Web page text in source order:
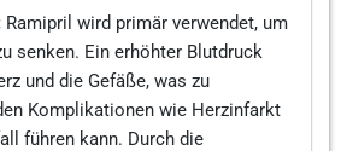
Ramipril wird primär verwendet, um
senken. Ein erhöhter Blutdruck
und die Gefäße, was zu
Komplikationen wie Herzinfarkt
führen kann. Durch die